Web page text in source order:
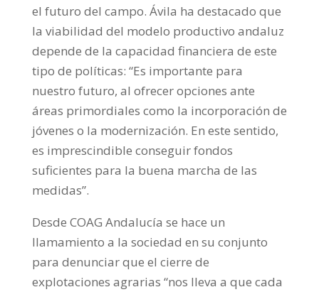
el futuro del campo. Ávila ha destacado que
la viabilidad del modelo productivo andaluz
depende de la capacidad financiera de este
tipo de políticas: “Es importante para
nuestro futuro, al ofrecer opciones ante
áreas primordiales como la incorporación de
jóvenes o la modernización. En este sentido,
es imprescindible conseguir fondos
suficientes para la buena marcha de las
medidas”.
Desde COAG Andalucía se hace un
llamamiento a la sociedad en su conjunto
para denunciar que el cierre de
explotaciones agrarias “nos lleva a que cada